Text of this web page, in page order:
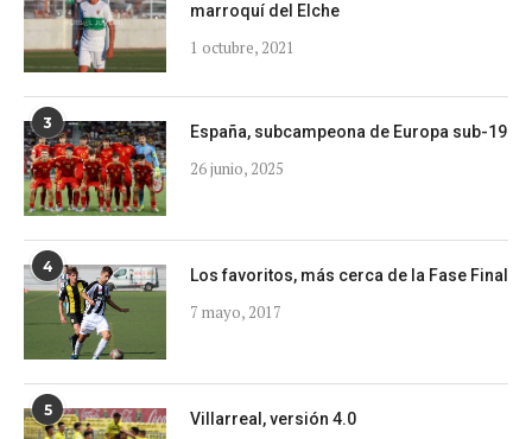
marroquí del Elche
1 octubre, 2021
3 España, subcampeona de Europa sub-19
26 junio, 2025
4 Los favoritos, más cerca de la Fase Final
7 mayo, 2017
5 Villarreal, versión 4.0